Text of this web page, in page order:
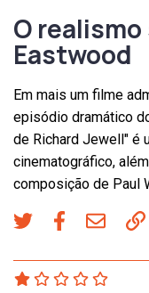
O
Eastwood
Em mais um filme
episódio dramático
de Richard Jewell" é
cinematográfico,
composição de Paul